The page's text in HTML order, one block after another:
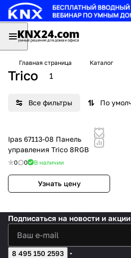
Главная страница Каталог
Trico 1
Все фильтры
Ipas 67113-08 Панель
управления Trico 8RGB
0 0 В наличии
Узнать цену
Подписаться на новости и акции
8 495 150 2593